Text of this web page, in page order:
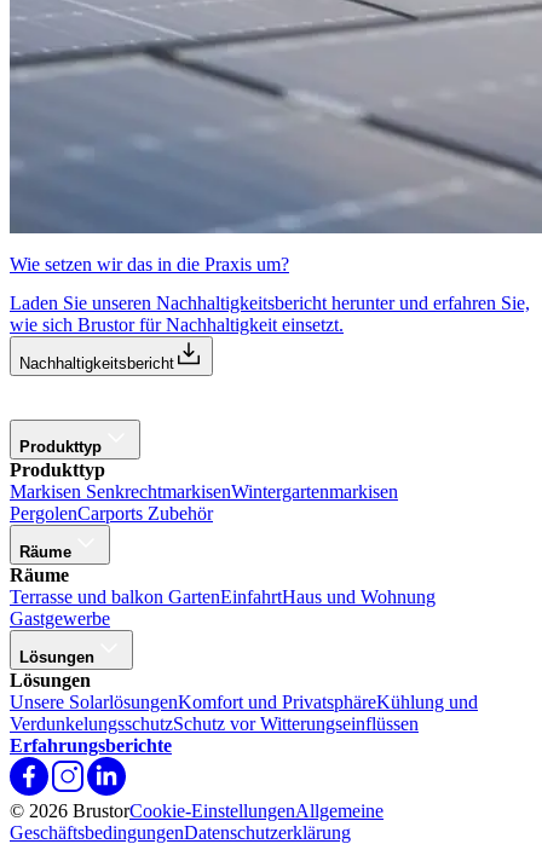
Wie setzen wir das in die Praxis um?
Laden Sie unseren Nachhaltigkeitsbericht herunter und erfahren Sie,
wie sich Brustor für Nachhaltigkeit einsetzt.
Nachhaltigkeitsbericht
Produkttyp
Produkttyp
Markisen SenkrechtmarkisenWintergartenmarkisen
PergolenCarports Zubehör
Räume
Räume
Terrasse und balkon GartenEinfahrtHaus und Wohnung
Gastgewerbe
Lösungen
Lösungen
Unsere SolarlösungenKomfort und PrivatsphäreKühlung und
VerdunkelungsschutzSchutz vor Witterungseinflüssen
Erfahrungsberichte
© 2026 BrustorCookie-EinstellungenAllgemeine
GeschäftsbedingungenDatenschutzerklärung